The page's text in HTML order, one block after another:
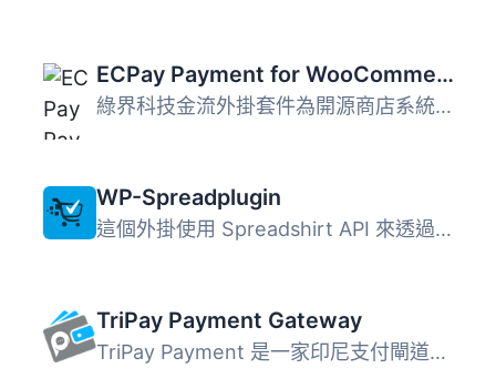
ECPay Payment for WooCommerce
綠界科技金流外掛套件為開源商店系統提供的一項服務。使用此...
WP-Spreadplugin
這個外掛使用 Spreadshirt API 來透過 Spreadshirts 的 API ...
TriPay Payment Gateway
TriPay Payment 是一家印尼支付閘道，提供各種付款方式，如虛...